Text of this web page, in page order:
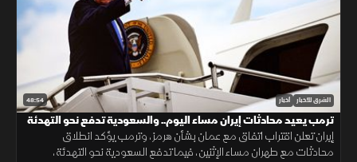
48:54 الشرق للأخبار أخبار
ترمب يعيد محادثات إيران مساء اليوم.. والسعودية تدفع نحو التهدئة
إيران تعلن اقتراب اتفاق مع عمان بشأن هرمز، وترمب يؤكد انطلاق
محادثات مع طهران مساء الإثنين، فيما تدفع السعودية نحو التهدئة،